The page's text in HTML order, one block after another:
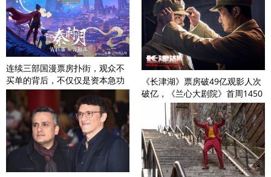
连续三部国漫票房扑街，观众不
买单的背后，不仅仅是资本急功
近利
《长津湖》票房破49亿观影人次
破亿，《兰心大剧院》首周1450